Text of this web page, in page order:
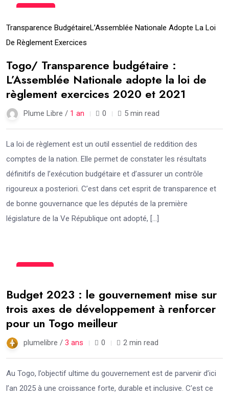
Mar
Transparence BudgétaireL’Assemblée Nationale Adopte La Loi
De Règlement Exercices
Togo/ Transparence budgétaire :
L’Assemblée Nationale adopte la loi de
règlement exercices 2020 et 2021
Plume Libre / 1 an 0 5 min read
La loi de règlement est un outil essentiel de reddition des
comptes de la nation. Elle permet de constater les résultats
définitifs de l’exécution budgétaire et d’assurer un contrôle
rigoureux a posteriori. C’est dans cet esprit de transparence et
de bonne gouvernance que les députés de la première
législature de la Ve République ont adopté, […]
Budget 2023 : le gouvernement mise sur
trois axes de développement à renforcer
pour un Togo meilleur
plumelibre / 3 ans 0 2 min read
Au Togo, l’objectif ultime du gouvernement est de parvenir d’ici
l’an 2025 à une croissance forte, durable et inclusive. C’est ce